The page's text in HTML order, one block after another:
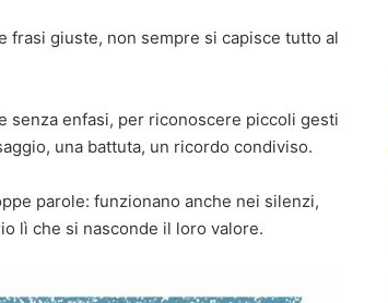
frasi giuste, non sempre si capisce tutto al
senza enfasi, per riconoscere piccoli gesti
una battuta, un ricordo condiviso.
parole: funzionano anche nei silenzi,
lì che si nasconde il loro valore.